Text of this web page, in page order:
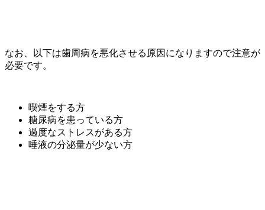
なお、以下は歯周病を悪化させる原因になりますので注意が
必要です。
喫煙をする方
糖尿病を患っている方
過度なストレスがある方
唾液の分泌量が少ない方